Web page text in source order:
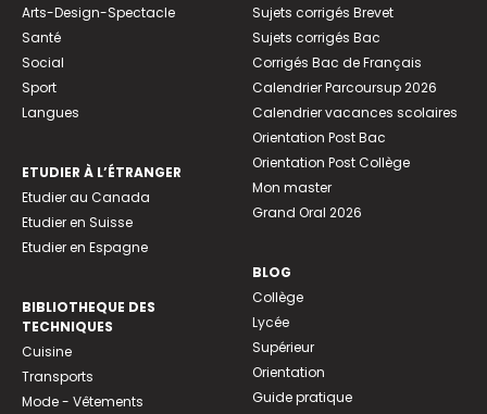
Arts-Design-Spectacle
Santé
Social
Sport
Langues
ETUDIER À L’ÉTRANGER
Etudier au Canada
Etudier en Suisse
Etudier en Espagne
BIBLIOTHEQUE DES
TECHNIQUES
Cuisine
Transports
Mode - Vêtements
Sujets corrigés Brevet
Sujets corrigés Bac
Corrigés Bac de Français
Calendrier Parcoursup 2026
Calendrier vacances scolaires
Orientation Post Bac
Orientation Post Collège
Mon master
Grand Oral 2026
BLOG
Collège
Lycée
Supérieur
Orientation
Guide pratique